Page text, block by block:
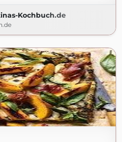
Kochbuch.de